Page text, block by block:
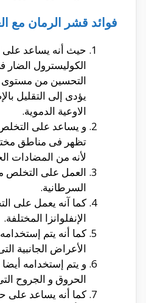
فوائد قشر الرمان مع
حيث أنه يساعد
الكوليسترول
التحسين من مستوى
يؤدى إلى التقليل
الاوعية الدموية.
و يساعد على التخلص
تظهر فى مناطق
لأنه من المضادات
العمل على
السرطانية.
كما آنه يعمل على
الإنفلوانزا المختلفة.
كما أنه يتم
الأعراض الجانبية
و يتم إستخدامه
الحروق و الجروح
كما أنه يساعد على